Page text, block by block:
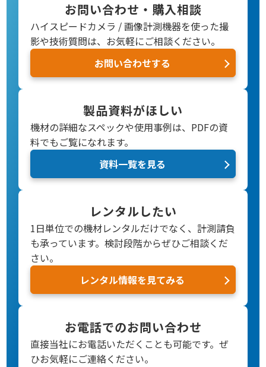
お問い合わせ・購入相談
ハイスピードカメラ / 画像計測機器を使った撮
影や技術質問は、お気軽にご相談ください。
お問い合わせする
製品資料がほしい
機材の詳細なスペックや使用事例は、PDFの資
料でもご覧になれます。
資料一覧を見る
レンタルしたい
1日単位での機材レンタルだけでなく、計測請負
も承っています。検討段階からぜひご相談くだ
さい。
レンタル情報を見てみる
お電話でのお問い合わせ
直接当社にお電話いただくことも可能です。ぜ
ひお気軽にご連絡ください。